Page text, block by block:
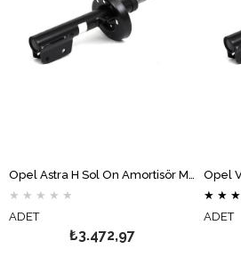
★ ★ ★ ★ ★
ADET
₺3.472,97
★ ★ ★
ADET